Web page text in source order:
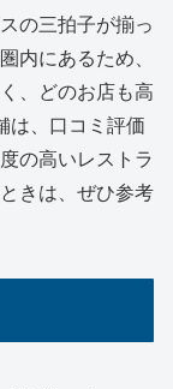
の三拍子が揃っ
内にあるため、
、どのお店も高
は、口コミ評価
の高いレストラ
きは、ぜひ参考